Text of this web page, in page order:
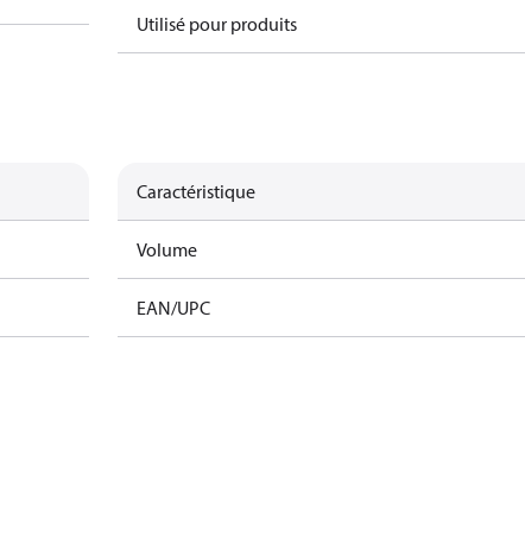
Utilisé pour produits
Caractéristique
Volume
EAN/UPC